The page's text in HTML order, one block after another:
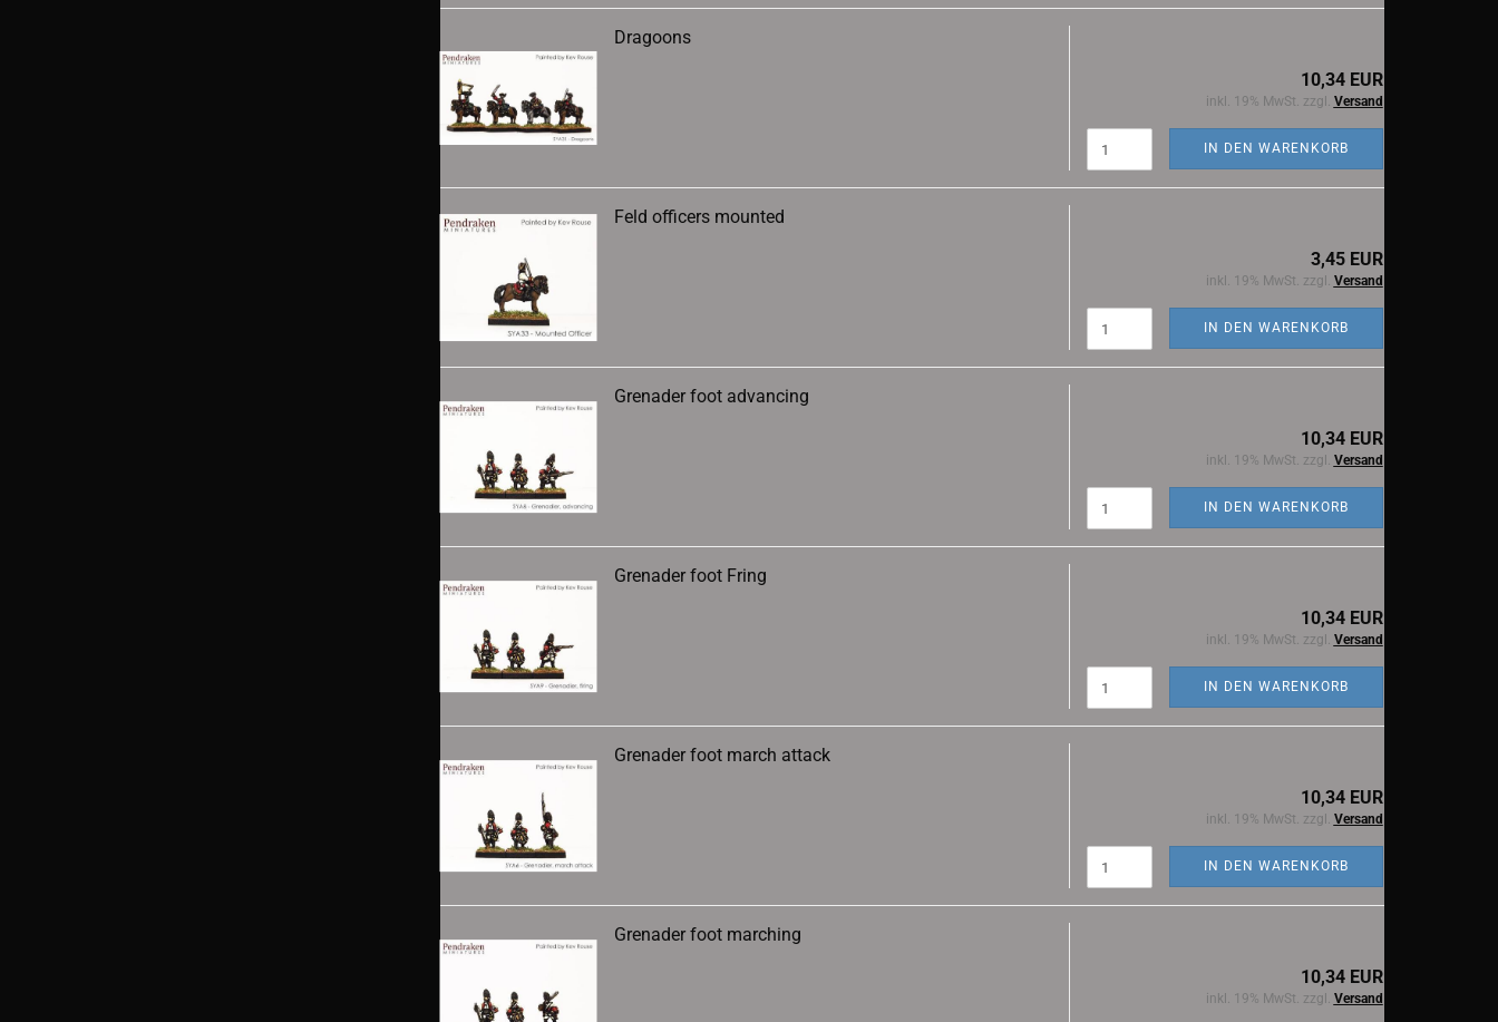
Dragoons
10,34 EUR
inkl. 19% MwSt. zzgl. Versand
IN DEN WARENKORB
Feld officers mounted
3,45 EUR
inkl. 19% MwSt. zzgl. Versand
IN DEN WARENKORB
Grenader foot advancing
10,34 EUR
inkl. 19% MwSt. zzgl. Versand
IN DEN WARENKORB
Grenader foot Fring
10,34 EUR
inkl. 19% MwSt. zzgl. Versand
IN DEN WARENKORB
Grenader foot march attack
10,34 EUR
inkl. 19% MwSt. zzgl. Versand
IN DEN WARENKORB
Grenader foot marching
10,34 EUR
inkl. 19% MwSt. zzgl. Versand